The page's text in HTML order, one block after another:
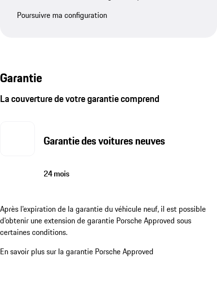
Poursuivre ma configuration
Garantie
La couverture de votre garantie comprend
Garantie des voitures neuves
24 mois
Après l'expiration de la garantie du véhicule neuf, il est possible
d'obtenir une extension de garantie Porsche Approved sous
certaines conditions.
En savoir plus sur la garantie Porsche Approved